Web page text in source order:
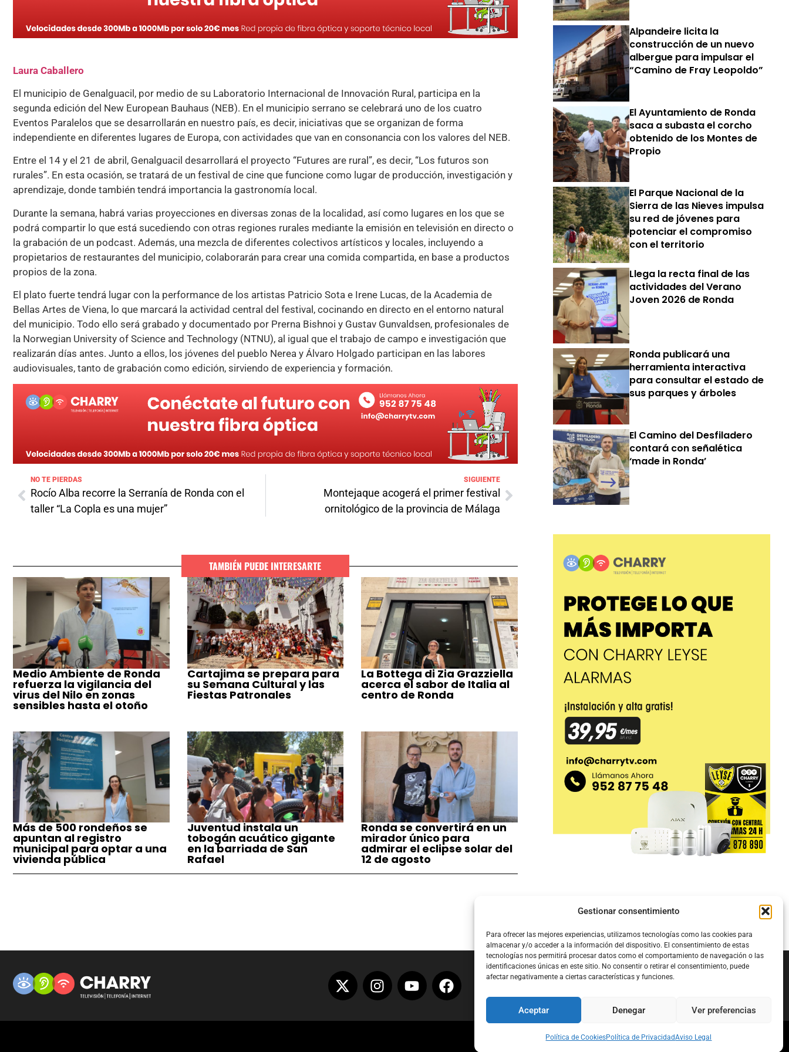
Gestionar consentimiento
Para ofrecer las mejores experiencias, utilizamos tecnologías como las cookies para
almacenar y/o acceder a la información del dispositivo. El consentimiento de estas
tecnologías nos permitirá procesar datos como el comportamiento de navegación o las
identificaciones únicas en este sitio. No consentir o retirar el consentimiento, puede
afectar negativamente a ciertas características y funciones.
Aceptar Denegar Ver preferencias
Política de CookiesPolítica de PrivacidadAviso Legal
Laura Caballero
El municipio de Genalguacil, por medio de su Laboratorio Internacional de Innovación Rural, participa en la
segunda edición del New European Bauhaus (NEB). En el municipio serrano se celebrará uno de los cuatro
Eventos Paralelos que se desarrollarán en nuestro país, es decir, iniciativas que se organizan de forma
independiente en diferentes lugares de Europa, con actividades que van en consonancia con los valores del NEB.
Entre el 14 y el 21 de abril, Genalguacil desarrollará el proyecto “Futures are rural”, es decir, “Los futuros son
rurales”. En esta ocasión, se tratará de un festival de cine que funcione como lugar de producción, investigación y
aprendizaje, donde también tendrá importancia la gastronomía local.
Durante la semana, habrá varias proyecciones en diversas zonas de la localidad, así como lugares en los que se
podrá compartir lo que está sucediendo con otras regiones rurales mediante la emisión en televisión en directo o
la grabación de un podcast. Además, una mezcla de diferentes colectivos artísticos y locales, incluyendo a
propietarios de restaurantes del municipio, colaborarán para crear una comida compartida, en base a productos
propios de la zona.
El plato fuerte tendrá lugar con la performance de los artistas Patricio Sota e Irene Lucas, de la Academia de
Bellas Artes de Viena, lo que marcará la actividad central del festival, cocinando en directo en el entorno natural
del municipio. Todo ello será grabado y documentado por Prerna Bishnoi y Gustav Gunvaldsen, profesionales de
la Norwegian University of Science and Technology (NTNU), al igual que el trabajo de campo e investigación que
realizarán días antes. Junto a ellos, los jóvenes del pueblo Nerea y Álvaro Holgado participan en las labores
audiovisuales, tanto de grabación como edición, sirviendo de experiencia y formación.
NO TE PIERDAS
Rocío Alba recorre la Serranía de Ronda con el
taller “La Copla es una mujer”
SIGUIENTE
Montejaque acogerá el primer festival
ornitológico de la provincia de Málaga
TAMBIÉN PUEDE INTERESARTE
Medio Ambiente de Ronda
refuerza la vigilancia del
virus del Nilo en zonas
sensibles hasta el otoño
Cartajima se prepara para
su Semana Cultural y las
Fiestas Patronales
La Bottega di Zia Grazziella
acerca el sabor de Italia al
centro de Ronda
Más de 500 rondeños se
apuntan al registro
municipal para optar a una
vivienda pública
Juventud instala un
tobogán acuático gigante
en la barriada de San
Rafael
Ronda se convertirá en un
mirador único para
admirar el eclipse solar del
12 de agosto
Alpandeire licita la
construcción de un nuevo
albergue para impulsar el
“Camino de Fray Leopoldo”
El Ayuntamiento de Ronda
saca a subasta el corcho
obtenido de los Montes de
Propio
El Parque Nacional de la
Sierra de las Nieves impulsa
su red de jóvenes para
potenciar el compromiso
con el territorio
Llega la recta final de las
actividades del Verano
Joven 2026 de Ronda
Ronda publicará una
herramienta interactiva
para consultar el estado de
sus parques y árboles
El Camino del Desfiladero
contará con señalética
‘made in Ronda’
Política de CookiesPolítica de PrivacidadAcerca de Nosotros